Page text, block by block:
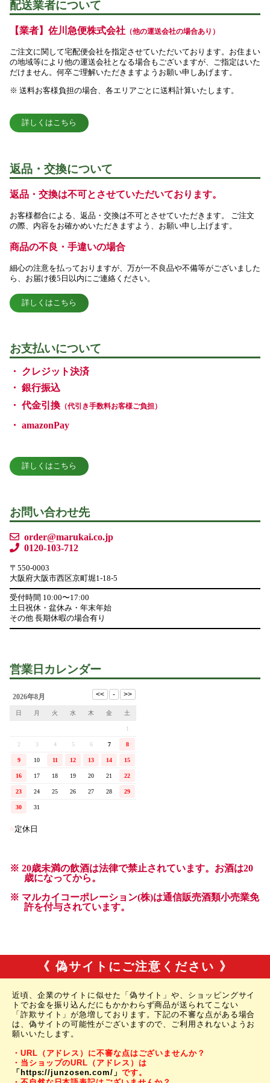
《 偽サイトにご注意ください 》
近頃、企業のサイトに似せた「偽サイト」や、ショッピングサイ
トでお金を振り込んだにもかかわらず商品が送られてこない
「詐欺サイト」が急増しております。下記の不審な点がある場合
は、偽サイトの可能性がございますので、ご利用されないようお
願いいたします。
・URL（アドレス）に不審な点はございませんか？
・当ショップのURL（アドレス）は
「https://junzosen.com/」 です。